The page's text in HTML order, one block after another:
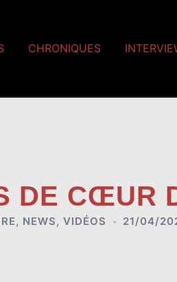
CHRONIQUES
DE CŒUR
, NEWS, VIDÉOS 21/04/